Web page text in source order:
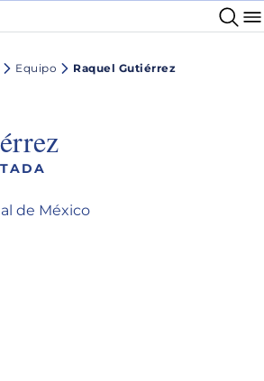
Equipo Raquel Gutiérrez
de México